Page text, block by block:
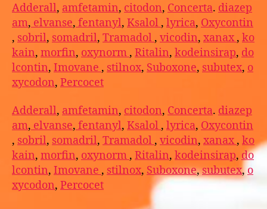
Adderall, amfetamin, citodon, Concerta. diazep
am, elvanse, fentanyl, Ksalol , lyrica, Oxycontin
, sobril, somadril, Tramadol , vicodin, xanax, ko
kain, morfin, oxynorm , Ritalin, kodeinsirap, do
lcontin, Imovane , stilnox, Suboxone, subutex, o
xycodon, Percocet
Adderall, amfetamin, citodon, Concerta. diazep
am, elvanse, fentanyl, Ksalol , lyrica, Oxycontin
, sobril, somadril, Tramadol , vicodin, xanax, ko
kain, morfin, oxynorm , Ritalin, kodeinsirap, do
lcontin, Imovane , stilnox, Suboxone,subutex, o
xycodon, Percocet